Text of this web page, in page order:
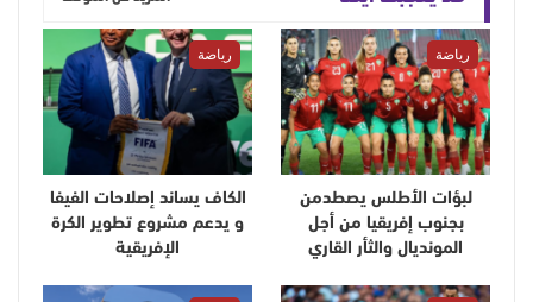
رياضة
لبؤات الأطلس يصطدمن
بجنوب إفريقيا من أجل
المونديال والثأر القاري
رياضة
الكاف يساند إصلاحات الفيفا
و يدعم مشروع تطوير الكرة
الإفريقية